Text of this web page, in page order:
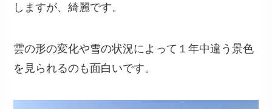
しますが、綺麗です。
雲の形の変化や雪の状況によって１年中違う景色
を見られるのも面白いです。